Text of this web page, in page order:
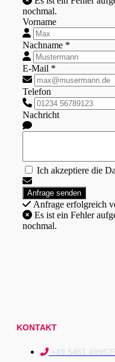
nochmal.
Vorname
Nachname *
E-Mail *
Telefon
Nachricht
Ich akzeptiere die
Anfrage erfolgreich
nochmal.
KONTAKT
+49 5451